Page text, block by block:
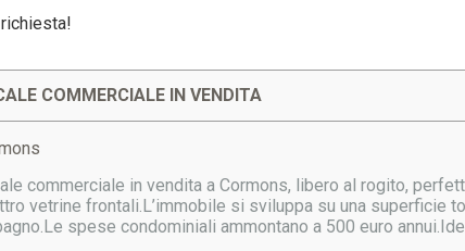
COMMERCIALE IN VENDITA
commerciale in vendita a Cormons, libero al rogito,
vetrine frontali.L’immobile si sviluppa su una
spese condominiali ammontano a 500 euro